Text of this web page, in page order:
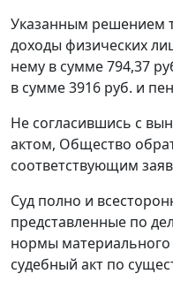
Указанным решением
доходы физических
нему в сумме 794,37
в сумме 3916 руб. и
Не согласившись с
актом, Общество
соответствующим
Суд полно и
представленные по
нормы
судебный акт по